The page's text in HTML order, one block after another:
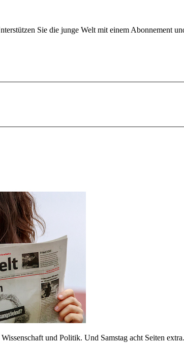
Sie die junge Welt mit einem Abonnement
und Politik. Und Samstag acht Seiten extra.